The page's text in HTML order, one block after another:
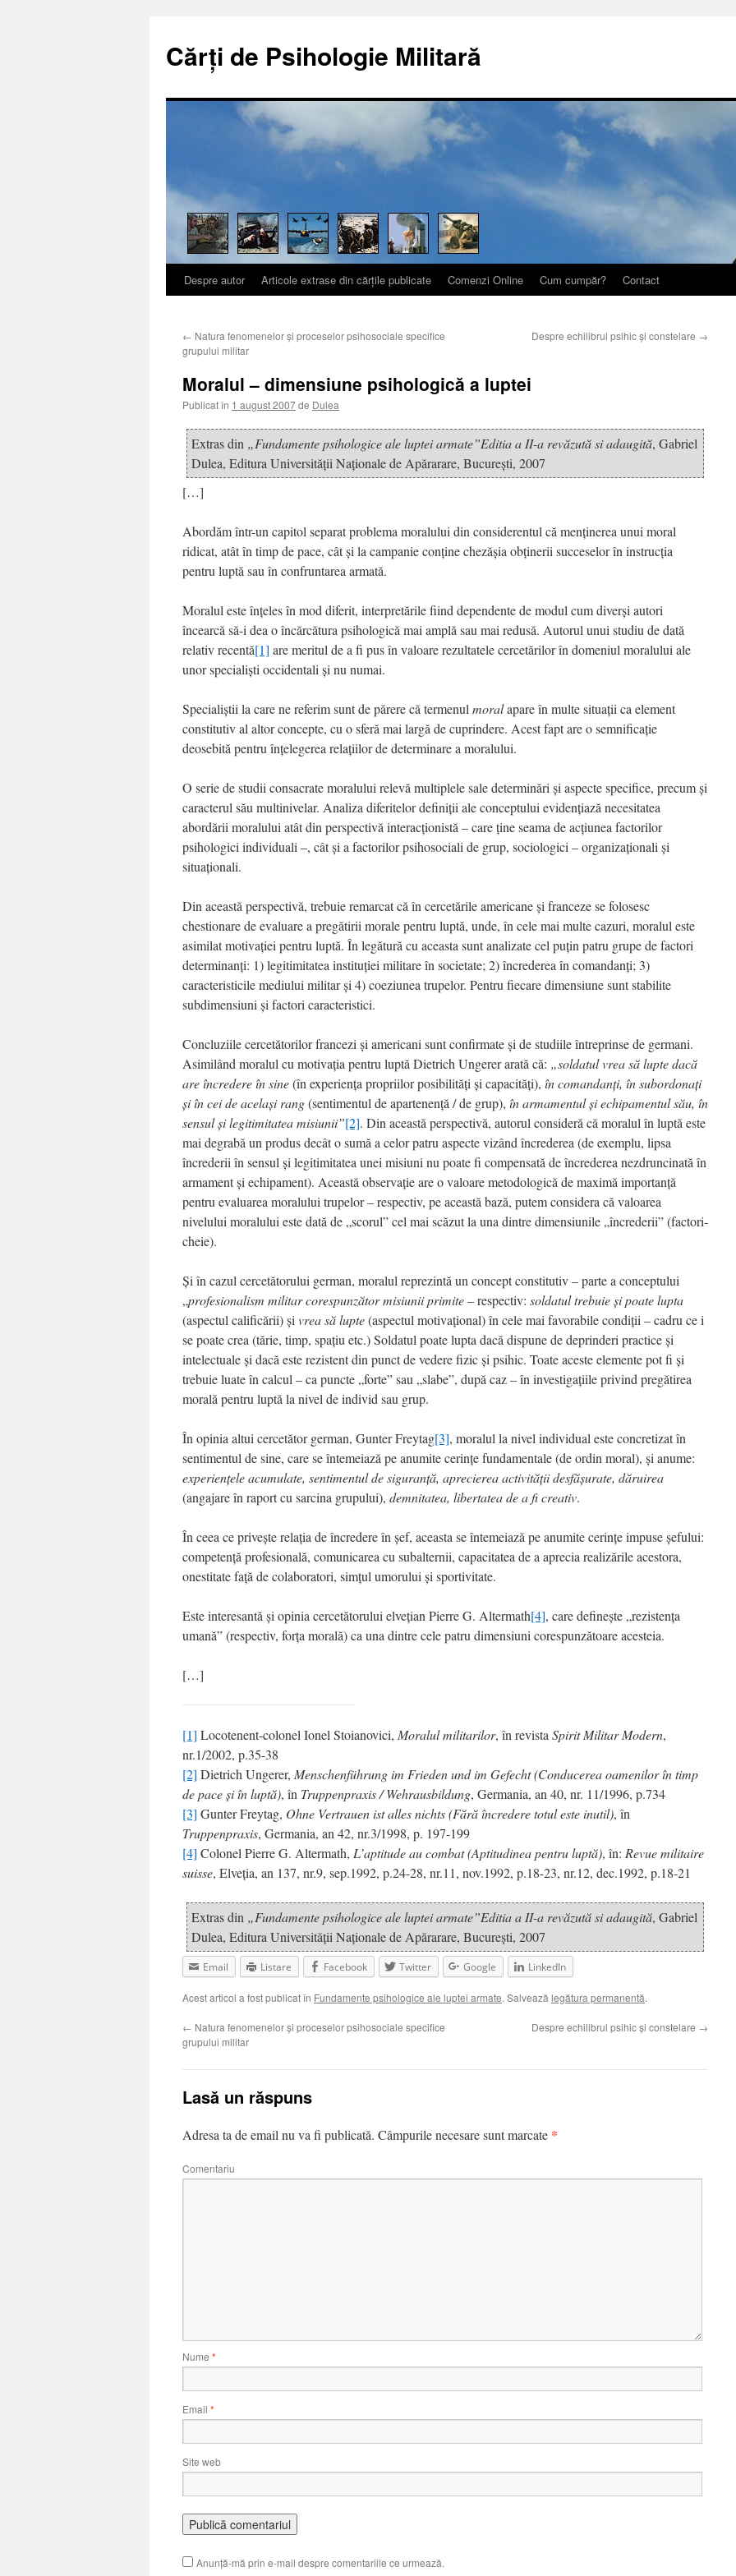
Cărți de Psihologie Militară
Sari
conținut
Despre autor Articole extrase din cărțile publicate Comenzi Online Cum cumpăr? Contact
← Natura fenomenelor şi proceselor psihosociale specifice
grupului militar
Despre echilibrul psihic şi constelare →
Moralul – dimensiune psihologică a luptei
Publicat în 1 august 2007de Dulea
Extras din „Fundamente psihologice ale luptei armate”Editia a II-a revăzută si adaugită, Gabriel
Dulea, Editura Universităţii Naţionale de Apărarare, Bucureşti, 2007
[…]
Abordăm într-un capitol separat problema moralului din considerentul că menţinerea unui moral
ridicat, atât în timp de pace, cât şi la campanie conţine chezăşia obţinerii succeselor în instrucţia
pentru luptă sau în confruntarea armată.
Moralul este înţeles în mod diferit, interpretările fiind dependente de modul cum diverşi autori
încearcă să-i dea o încărcătura psihologică mai amplă sau mai redusă. Autorul unui studiu de dată
relativ recentă[1] are meritul de a fi pus în valoare rezultatele cercetărilor în domeniul moralului ale
unor specialişti occidentali şi nu numai.
Specialiştii la care ne referim sunt de părere că termenul moralapare în multe situaţii ca element
constitutiv al altor concepte, cu o sferă mai largă de cuprindere. Acest fapt are o semnificaţie
deosebită pentru înţelegerea relaţiilor de determinare a moralului.
O serie de studii consacrate moralului relevă multiplele sale determinări şi aspecte specifice, precum şi
caracterul său multinivelar. Analiza diferitelor definiţii ale conceptului evidenţiază necesitatea
abordării moralului atât din perspectivă interacţionistă – care ţine seama de acţiunea factorilor
psihologici individuali –, cât şi a factorilor psihosociali de grup, sociologici – organizaţionali şi
situaţionali.
Din această perspectivă, trebuie remarcat că în cercetările americane şi franceze se folosesc
chestionare de evaluare a pregătirii morale pentru luptă, unde, în cele mai multe cazuri, moralul este
asimilat motivaţiei pentru luptă. În legătură cu aceasta sunt analizate cel puţin patru grupe de factori
determinanţi: 1) legitimitatea instituţiei militare în societate; 2) încrederea în comandanţi; 3)
caracteristicile mediului militar şi 4) coeziunea trupelor. Pentru fiecare dimensiune sunt stabilite
subdimensiuni şi factori caracteristici.
Concluziile cercetătorilor francezi şi americani sunt confirmate şi de studiile întreprinse de germani.
Asimilând moralul cu motivaţia pentru luptă Dietrich Ungerer arată că: „soldatul vrea să lupte dacă
are încredere în sine(în experienţa propriilor posibilităţi şi capacităţi), în comandanţi, în subordonaţi
şi în cei de acelaşi rang(sentimentul de apartenenţă / de grup), în armamentul şi echipamentul său, în
sensul şi legitimitatea misiunii”[2]. Din această perspectivă, autorul consideră că moralul în luptă este
mai degrabă un produs decât o sumă a celor patru aspecte vizând încrederea (de exemplu, lipsa
încrederii în sensul şi legitimitatea unei misiuni nu poate fi compensată de încrederea nezdruncinată în
armament şi echipament). Această observaţie are o valoare metodologică de maximă importanţă
pentru evaluarea moralului trupelor – respectiv, pe această bază, putem considera că valoarea
nivelului moralului este dată de „scorul” cel mai scăzut la una dintre dimensiunile „încrederii” (factori-
cheie).
Şi în cazul cercetătorului german, moralul reprezintă un concept constitutiv – parte a conceptului
„profesionalism militar corespunzător misiunii primite– respectiv: soldatul trebuie şi poate lupta
(aspectul calificării) şi vrea să lupte(aspectul motivaţional) în cele mai favorabile condiţii – cadru ce i
se poate crea (tărie, timp, spaţiu etc.) Soldatul poate lupta dacă dispune de deprinderi practice şi
intelectuale şi dacă este rezistent din punct de vedere fizic şi psihic. Toate aceste elemente pot fi şi
trebuie luate în calcul – ca puncte „forte” sau „slabe”, după caz – în investigaţiile privind pregătirea
morală pentru luptă la nivel de individ sau grup.
În opinia altui cercetător german, Gunter Freytag[3], moralul la nivel individual este concretizat în
sentimentul de sine, care se întemeiază pe anumite cerinţe fundamentale (de ordin moral), şi anume:
experienţele acumulate, sentimentul de siguranţă, aprecierea activităţii desfăşurate, dăruirea
(angajare în raport cu sarcina grupului), demnitatea, libertatea de a fi creativ.
În ceea ce priveşte relaţia de încredere în şef, aceasta se întemeiază pe anumite cerinţe impuse şefului:
competenţă profesională, comunicarea cu subalternii, capacitatea de a aprecia realizările acestora,
onestitate faţă de colaboratori, simţul umorului şi sportivitate.
Este interesantă şi opinia cercetătorului elveţian Pierre G. Altermath[4], care defineşte „rezistenţa
umană” (respectiv, forţa morală) ca una dintre cele patru dimensiuni corespunzătoare acesteia.
[…]
[1] Locotenent-colonel Ionel Stoianovici, Moralul militarilor, în revista Spirit Militar Modern,
nr.1/2002, p.35-38
[2] Dietrich Ungerer, Menschenführung im Frieden und im Gefecht (Conducerea oamenilor în timp
de pace şi în luptă), în Truppenpraxis / Wehrausbildung, Germania, an 40, nr. 11/1996, p.734
[3] Gunter Freytag, Ohne Vertrauen ist alles nichts (Fără încredere totul este inutil), în
Truppenpraxis, Germania, an 42, nr.3/1998, p. 197-199
[4] Colonel Pierre G. Altermath, L’aptitude au combat (Aptitudinea pentru luptă), în: Revue militaire
suisse, Elveţia, an 137, nr.9, sep.1992, p.24-28, nr.11, nov.1992, p.18-23, nr.12, dec.1992, p.18-21
Extras din „Fundamente psihologice ale luptei armate”Editia a II-a revăzută si adaugită, Gabriel
Dulea, Editura Universităţii Naţionale de Apărarare, Bucureşti, 2007
Email Listare Facebook Twitter Google LinkedIn
Acest articol a fost publicat în Fundamente psihologice ale luptei armate. Salvează legătura permanentă.
← Natura fenomenelor şi proceselor psihosociale specifice
grupului militar
Despre echilibrul psihic şi constelare →
Lasă un răspuns
Adresa ta de email nu va fi publicată. Câmpurile necesare sunt marcate *
Comentariu
Nume *
Email *
Site web
Anunță-mă prin e-mail despre comentariile ce urmează.